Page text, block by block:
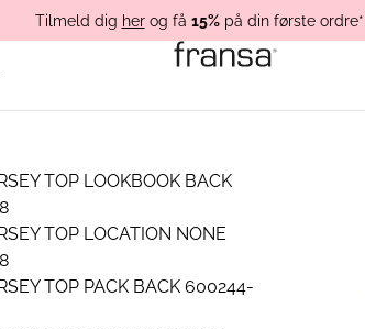
Tilmeld dig herog få 15%på din første ordre*